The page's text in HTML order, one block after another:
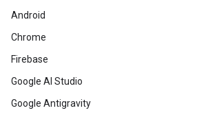
Android
Chrome
Firebase
Google AI Studio
Google Antigravity